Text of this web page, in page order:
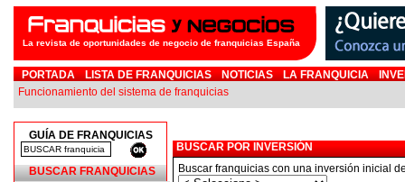
La revista de oportunidades de negocio de franquicias España
PORTADA LISTA DE FRANQUICIAS NOTICIAS LA FRANQUICIA
Funcionamiento del sistema de franquicias
GUÍA DE FRANQUICIAS
BUSCAR FRANQUICIAS
BUSCAR POR INVERSIÓN
Buscar franquicias con una inversión inicial